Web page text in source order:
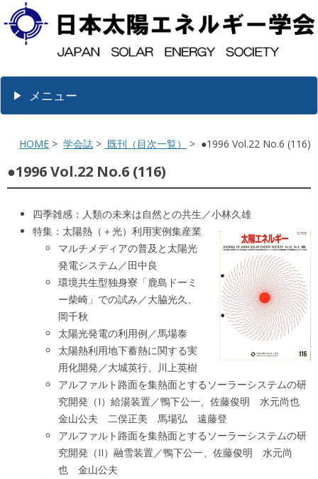
メニュー
HOME > 学会誌 > 既刊（目次一覧） > ●1996 Vol.22 No.6 (116)
●1996 Vol.22 No.6 (116)
四季雑感：人類の未来は自然との共生／小林久雄
特集：太陽熱（＋光）利用実例集産業
マルチメディアの普及と太陽光
発電システム／田中良
環境共生型独身寮「鹿島ドーミ
ー柴崎」での試み／大脇光久、
岡千秋
太陽光発電の利用例／馬場泰
太陽熱利用地下蓄熱に関する実
用化開発／大城英行、川上英樹
アルファルト路面を集熱面とするソーラーシステムの研
究開発（I）給湯装置／鴨下公一、佐藤俊明 水元尚也
金山公夫 二俣正美 馬場弘 遠藤登
アルファルト路面を集熱面とするソーラーシステムの研
究開発（II）融雪装置／鴨下公一、佐藤俊明 水元尚
也 金山公夫